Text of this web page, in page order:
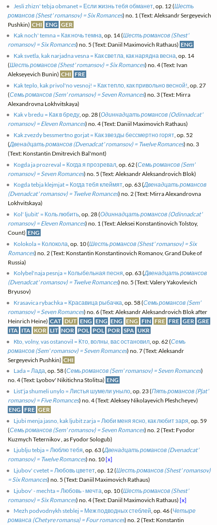
Jesli zhizn' tebja obmanet = Если жизнь тебя обманет , op. 12 (Шесть
романсов (Shest' romansov) = Six Romances) no. 1 (Text: Aleksandr Sergeyevich
Pushkin) CHI ENG GER
Kak noch' temna = Как ночь темна, op. 14 (Шесть романсов (Shest'
romansov) = Six Romances) no. 5 (Text: Daniil Maximovich Rathaus) ENG
Kak svetla, kak narjadna vesna = Как светла, как нарядна весна, op. 14
(Шесть романсов (Shest' romansov) = Six Romances) no. 4 (Text: Ivan
Alekseyevich Bunin) CHI FRE
Kak teplo, kak privol'no vesnoj! = Как тепло, как привольно весной! , op. 27
(Семь романсов (Sem' romansov) = Seven Romances) no. 3 (Text: Mirra
Alexandrovna Lokhvitskaya)
Kak v bredu = Как в бреду, op. 28 (Одиннадцать романсов (Odinnadcat'
romansov) = Eleven Romances) no. 4 (Text: Daniil Maximovich Rathaus)
Kak zvezdy bessmertno gorjat = Как звезды бессмертно горят, op. 52
(Двенадцать романсов (Dvenadcat' romansov) = Twelve Romances) no. 3
(Text: Konstantin Dmitrevich Bal'mont)
Kogda ja prozreval = Когда я прозревал , op. 62 (Семь романсов (Sem'
romansov) = Seven Romances) no. 5 (Text: Aleksandr Aleksandrovich Blok)
Kogda tebja klejmjat = Когда тебя клеймят, op. 63 (Двенадцать романсов
(Dvenadcat' romansov) = Twelve Romances) no. 2 (Text: Mirra Alexandrovna
Lokhvitskaya)
Kol' ljubit' = Коль любить, op. 28 (Одиннадцать романсов (Odinnadcat'
romansov) = Eleven Romances) no. 1 (Text: Aleksei Konstantinovich Tolstoy,
Count) ENG
Kolokola = Колокола , op. 10 (Шесть романсов (Shest' romansov) = Six
Romances) no. 2 (Text: Konstantin Konstantinovich Romanov, Grand Duke of
Russia)
Kolybel'naja pesnja = Колыбельная песня, op. 63 (Двенадцать романсов
(Dvenadcat' romansov) = Twelve Romances) no. 5 (Text: Valery Yakovlevich
Bryusov)
Krasavica rybachka = Красавица рыбачка, op. 58 (Семь романсов (Sem'
romansov) = Seven Romances) no. 6 (Text: Aleksandr Aleksandrovich Blok after
Heinrich Heine) CAT DUT ENG ENG ENG ENG FIN FRE FRE GER GRE
ITA ITA KOR LIT NOR POL POL POR SPA UKR
Kto, volny, vas ostanovil = Кто, волны, вас остановил , op. 62 (Семь
романсов (Sem' romansov) = Seven Romances) no. 7 (Text: Aleksandr
Sergeyevich Pushkin) CHI
Lada = Лада, op. 58 (Семь романсов (Sem' romansov) = Seven Romances)
no. 4 (Text: Lyobov' Nikitichna Stolitsa) ENG
List'ja shumeli unylo = Листья шумели уныло, op. 23 (Пять романсов (Pjat'
romansov) = Five Romances) no. 4 (Text: Aleksey Nikolayevich Pleshcheyev)
ENG FRE GER
Ljubi menja jasno, kak ljubit zarja = Люби меня ясно, как любит заря , op. 59
(Семь романсов (Sem' romansov) = Seven Romances) no. 2 (Text: Fyodor
Kuzmych Teternikov , as Fyodor Sologub)
Ljublju tebja = Люблю тебя, op. 63 (Двенадцать романсов (Dvenadcat'
romansov) = Twelve Romances) no. 10[x]
Ljubov' cvetet = Любовь цветет, op. 12 (Шесть романсов (Shest' romansov)
= Six Romances) no. 5 (Text: Daniil Maximovich Rathaus)
Ljubov' - mechta = Любовь - мечта , op. 10 (Шесть романсов (Shest'
romansov) = Six Romances) no. 4 (Text: Daniil Maximovich Rathaus)[x]
Mezh podvodnykh steblej = Меж подводных стеблей, op. 46 (Четыре
романса (Chetyre romansa) = Four romances) no. 2 (Text: Konstantin